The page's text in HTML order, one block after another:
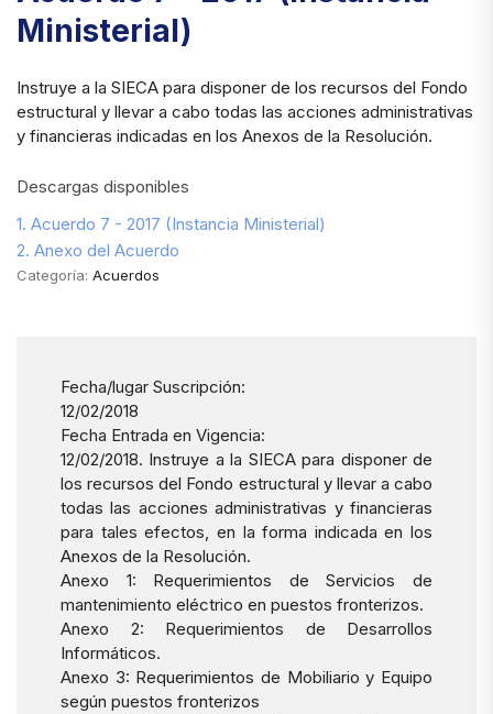
Ministerial)
Instruye a la SIECA para disponer de los recursos del Fondo
estructural y llevar a cabo todas las acciones administrativas
y financieras indicadas en los Anexos de la Resolución.
Descargas disponibles
1. Acuerdo 7 - 2017 (Instancia Ministerial)
2. Anexo del Acuerdo
Categoría: Acuerdos
Fecha/lugar Suscripción:
12/02/2018
Fecha Entrada en Vigencia:
12/02/2018. Instruye a la SIECA para disponer de
los recursos del Fondo estructural y llevar a cabo
todas las acciones administrativas y financieras
para tales efectos, en la forma indicada en los
Anexos de la Resolución.
Anexo 1: Requerimientos de Servicios de
mantenimiento eléctrico en puestos fronterizos.
Anexo 2: Requerimientos de Desarrollos
Informáticos.
Anexo 3: Requerimientos de Mobiliario y Equipo
según puestos fronterizos